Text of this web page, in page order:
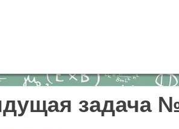
задача